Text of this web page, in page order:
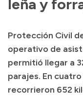
Presupuesto
Boletín Oficial
Compras y
Consulta de
leña y
Protección Civil
operativo de
permitió llegar a
parajes. En
recorrieron 652